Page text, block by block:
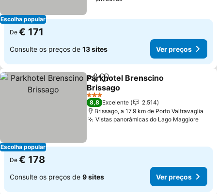
Escolha popular
De € 171
Consulte os preços de 13 sites Ver preços
Escolha popular
PartilharAdicionar aos favoritos
Parkhotel Brenscino
Brissago
3 Estrelas
8,8 Excelente
2.514
Brissago, a 17.9 km de Porto Valtravaglia
Vistas panorâmicas do Lago Maggiore
De € 178
Consulte os preços de 9 sites Ver preços